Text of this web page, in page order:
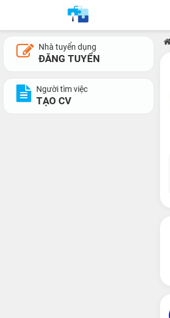
Nhà tuyển dụng
ĐĂNG TUYỂN
Người tìm việc
TẠO CV